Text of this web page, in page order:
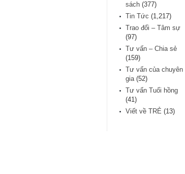
sách (377)
Tin Tức (1,217)
Trao đổi – Tâm sự
(97)
Tư vấn – Chia sẻ
(159)
Tư vấn của chuyên
gia(52)
Tư vấn Tuổi hồng
(41)
Viết về TRẺ (13)